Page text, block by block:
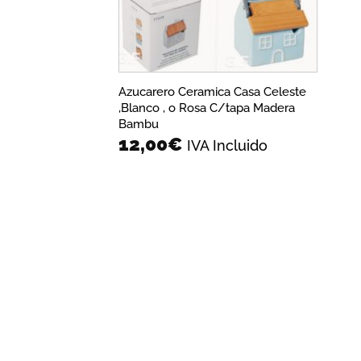
Azucarero Ceramica Casa Celeste
,Blanco , o Rosa C/tapa Madera
Bambu
12,00€ IVA Incluido